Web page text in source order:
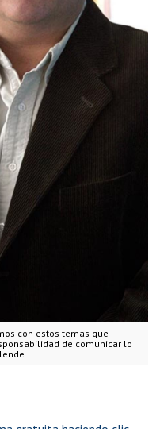
con estos temas que
de comunicar lo